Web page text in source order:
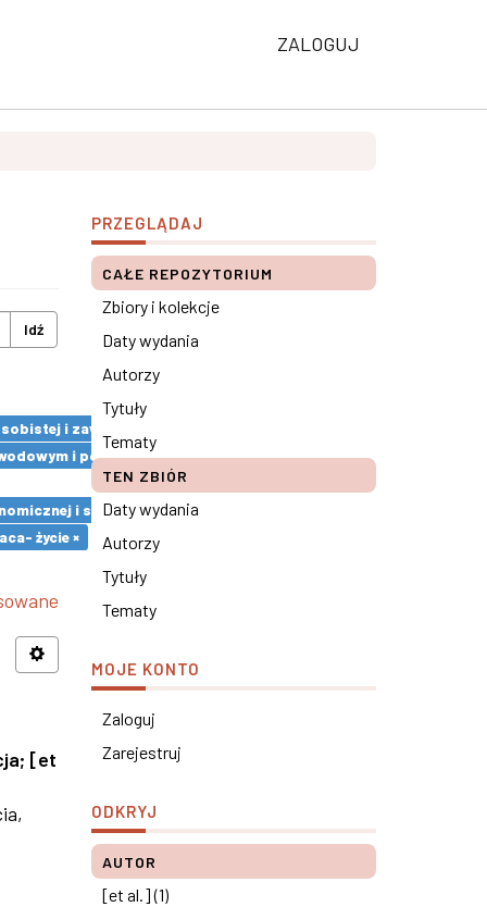
ZALOGUJ
Idź
i zawodowej pracowników ×
i pozazawodowym ×
i społecznej ×
życie ×
; [et
PRZEGLĄDAJ
CAŁE REPOZYTORIUM
Zbiory i kolekcje
Daty wydania
Autorzy
Tytuły
Tematy
TEN ZBIÓR
Daty wydania
Autorzy
Tytuły
Tematy
MOJE KONTO
Zaloguj
Zarejestruj
ODKRYJ
AUTOR
[et al.] (1)